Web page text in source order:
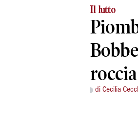
Il lutto
di Cecilia